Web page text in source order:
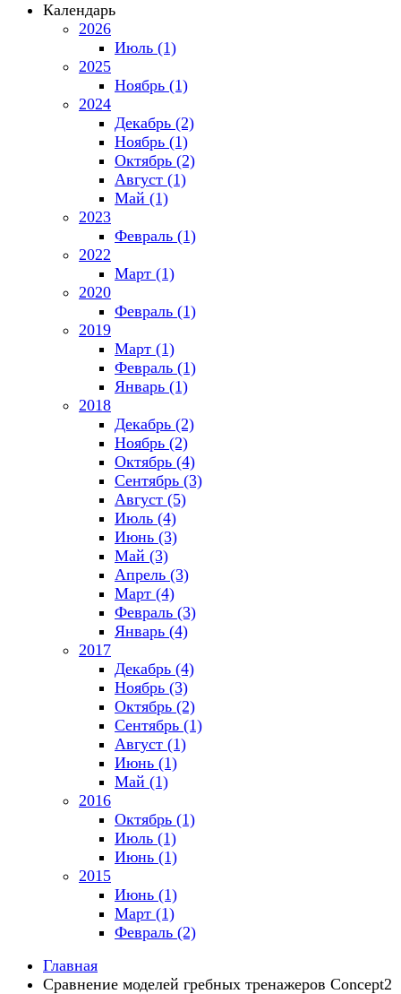
Календарь
2026
Июль (1)
2025
Ноябрь (1)
2024
Декабрь (2)
Ноябрь (1)
Октябрь (2)
Август (1)
Май (1)
2023
Февраль (1)
2022
Март (1)
2020
Февраль (1)
2019
Март (1)
Февраль (1)
Январь (1)
2018
Декабрь (2)
Ноябрь (2)
Октябрь (4)
Сентябрь (3)
Август (5)
Июль (4)
Июнь (3)
Май (3)
Апрель (3)
Март (4)
Февраль (3)
Январь (4)
2017
Декабрь (4)
Ноябрь (3)
Октябрь (2)
Сентябрь (1)
Август (1)
Июнь (1)
Май (1)
2016
Октябрь (1)
Июль (1)
Июнь (1)
2015
Июнь (1)
Март (1)
Февраль (2)
Главная
Сравнение моделей гребных тренажеров Concept2